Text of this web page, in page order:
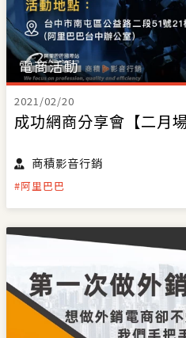
電商活動
2021/02/20
成功網商分享會【二月
商積影音行銷
#阿里巴巴